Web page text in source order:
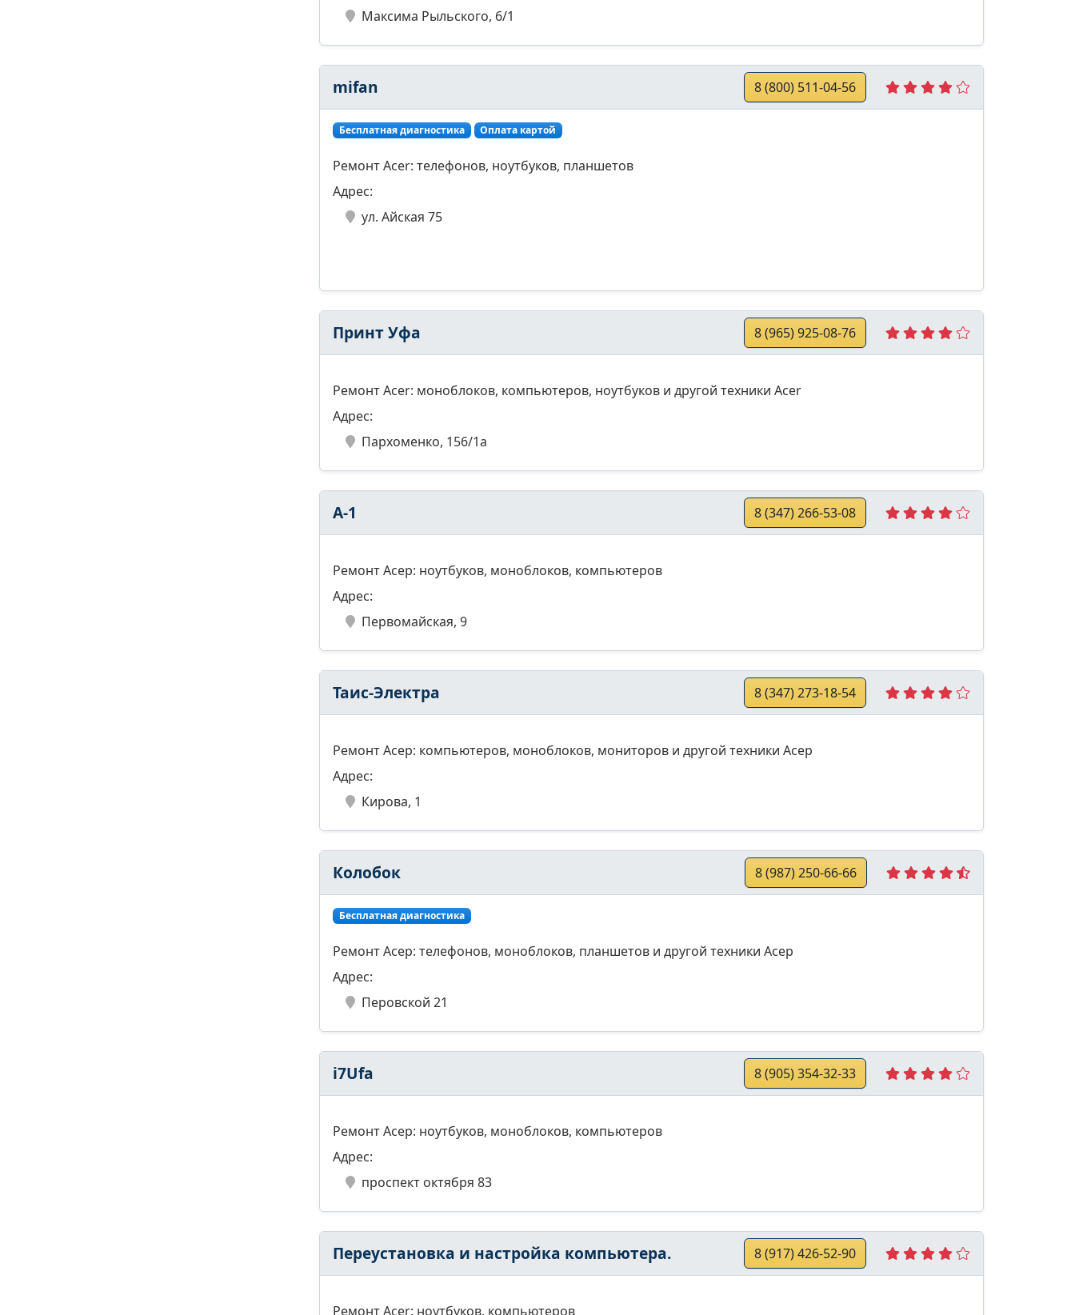
Максима Рыльского, 6/1
mifan 8 (800) 511-04-56
Бесплатная диагностика Оплата картой
Ремонт Acer: телефонов, ноутбуков, планшетов
Адрес:
ул. Айская 75
Принт Уфа 8 (965) 925-08-76
Ремонт Acer: моноблоков, компьютеров, ноутбуков и другой техники Acer
Адрес:
Пархоменко, 156/1а
А-1 8 (347) 266-53-08
Ремонт Асер: ноутбуков, моноблоков, компьютеров
Адрес:
Первомайская, 9
Таис-Электра 8 (347) 273-18-54
Ремонт Асер: компьютеров, моноблоков, мониторов и другой техники Асер
Адрес:
Кирова, 1
Колобок 8 (987) 250-66-66
Бесплатная диагностика
Ремонт Асер: телефонов, моноблоков, планшетов и другой техники Асер
Адрес:
Перовской 21
i7Ufa 8 (905) 354-32-33
Ремонт Асер: ноутбуков, моноблоков, компьютеров
Адрес:
проспект октября 83
Переустановка и настройка компьютера. 8 (917) 426-52-90
Ремонт Acer: ноутбуков, компьютеров